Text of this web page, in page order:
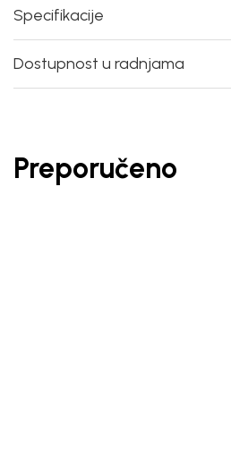
Specifikacije
Dostupnost u radnjama
Preporučeno